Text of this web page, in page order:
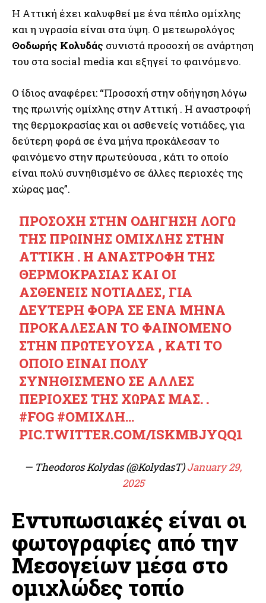
Η Αττική έχει καλυφθεί με ένα πέπλο ομίχλης
και η υγρασία είναι στα ύψη. Ο μετεωρολόγος
Θοδωρής Κολυδάς συνιστά προσοχή σε ανάρτηση
του στα social media και εξηγεί το φαινόμενο.
Ο ίδιος αναφέρει: “Προσοχή στην οδήγηση λόγω
της πρωινής ομίχλης στην Αττική . Η αναστροφή
της θερμοκρασίας και οι ασθενείς νοτιάδες, για
δεύτερη φορά σε ένα μήνα προκάλεσαν το
φαινόμενο στην πρωτεύουσα , κάτι το οποίο
είναι πολύ συνηθισμένο σε άλλες περιοχές της
χώρας μας”.
ΠΡΟΣΟΧΉ ΣΤΗΝ ΟΔΉΓΗΣΗ ΛΌΓΩ
ΤΗΣ ΠΡΩΙΝΉΣ ΟΜΊΧΛΗΣ ΣΤΗΝ
ΑΤΤΙΚΉ . Η ΑΝΑΣΤΡΟΦΉ ΤΗΣ
ΘΕΡΜΟΚΡΑΣΊΑΣ ΚΑΙ ΟΙ
ΑΣΘΕΝΕΊΣ ΝΟΤΙΆΔΕΣ, ΓΙΑ
ΔΕΎΤΕΡΗ ΦΟΡΆ ΣΕ ΈΝΑ ΜΉΝΑ
ΠΡΟΚΆΛΕΣΑΝ ΤΟ ΦΑΙΝΌΜΕΝΟ
ΣΤΗΝ ΠΡΩΤΕΎΟΥΣΑ , ΚΆΤΙ ΤΟ
ΟΠΟΊΟ ΕΊΝΑΙ ΠΟΛΎ
ΣΥΝΗΘΙΣΜΈΝΟ ΣΕ ΆΛΛΕΣ
ΠΕΡΙΟΧΈΣ ΤΗΣ ΧΏΡΑΣ ΜΑΣ. .
#FOG #ΟΜΊΧΛΗ…
PIC.TWITTER.COM/ISKMBJYQQ1
— Theodoros Kolydas (@KolydasT)January 29,
2025
Εντυπωσιακές είναι οι
φωτογραφίες από την
Μεσογείων μέσα στο
ομιχλώδες τοπίο